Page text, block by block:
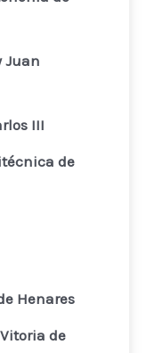
Juan
III
de
Henares
de